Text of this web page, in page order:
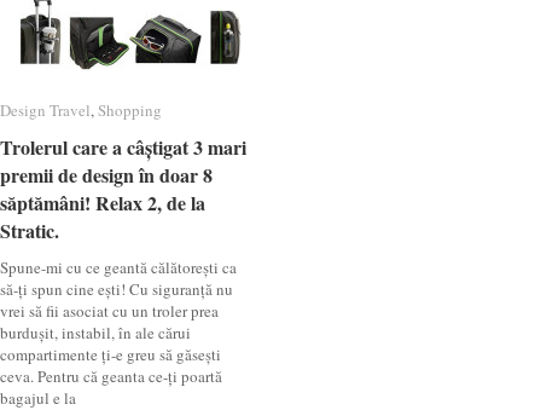
Design Travel,Shopping
Trolerul care a câștigat 3 mari
premii de design în doar 8
săptămâni! Relax 2, de la
Stratic.
Spune-mi cu ce geantă călătorești ca
să-ți spun cine ești! Cu siguranță nu
vrei să fii asociat cu un troler prea
burdușit, instabil, în ale cărui
compartimente ți-e greu să găsești
ceva. Pentru că geanta ce-ți poartă
bagajul e la
Design Travel Shopping
Trolerul care a câștigat 3 mari
premii de design în doar 8
săptămâni! Relax 2, de la
Stratic.